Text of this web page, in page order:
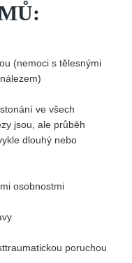
(nemoci s tělesnými
ve všech
jsou, ale průběh
dlouhý nebo
osobnostmi
poruchou